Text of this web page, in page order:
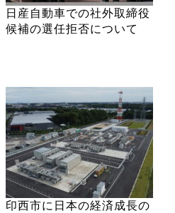
日産自動車での社外取締役
候補の選任拒否について
印西市に日本の経済成長の